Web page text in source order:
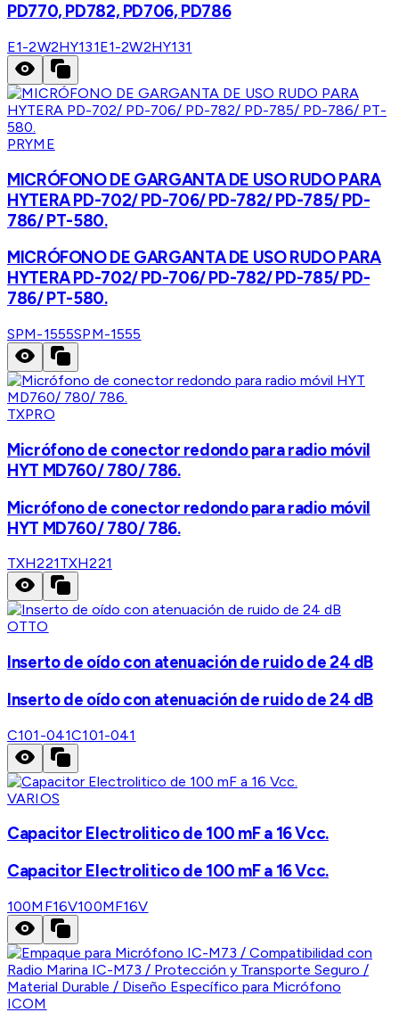
PD770, PD782, PD706, PD786
E1-2W2HY131E1-2W2HY131
PRYME
MICRÓFONO DE GARGANTA DE USO RUDO PARA
HYTERA PD-702/ PD-706/ PD-782/ PD-785/ PD-
786/ PT-580.
MICRÓFONO DE GARGANTA DE USO RUDO PARA
HYTERA PD-702/ PD-706/ PD-782/ PD-785/ PD-
786/ PT-580.
SPM-1555SPM-1555
TXPRO
Micrófono de conector redondo para radio móvil
HYT MD760/ 780/ 786.
Micrófono de conector redondo para radio móvil
HYT MD760/ 780/ 786.
TXH221TXH221
OTTO
Inserto de oído con atenuación de ruido de 24 dB
Inserto de oído con atenuación de ruido de 24 dB
C101-041C101-041
VARIOS
Capacitor Electrolitico de 100 mF a 16 Vcc.
Capacitor Electrolitico de 100 mF a 16 Vcc.
100MF16V100MF16V
ICOM